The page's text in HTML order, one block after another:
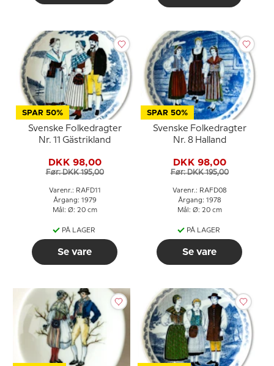
SPAR 50%
Svenske Folkedragter
Nr. 11 Gästrikland
DKK 98,00
Før: DKK 195,00
Varenr.: RAFD11
Årgang: 1979
Mål: Ø: 20 cm
PÅ LAGER
Se vare
SPAR 50%
Svenske Folkedragter
Nr. 8 Halland
DKK 98,00
Før: DKK 195,00
Varenr.: RAFD08
Årgang: 1978
Mål: Ø: 20 cm
PÅ LAGER
Se vare